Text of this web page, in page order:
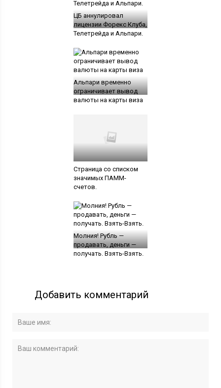
ЦБ аннулировал
лицензии Форекс Клуба,
Телетрейда и Альпари.
Альпари временно
ограничивает вывод
валюты на карты виза
Страница со списком
значимых ПАММ-
счетов.
Молния! Рубль —
продавать, деньги —
получать. Взять-Взять.
Добавить комментарий